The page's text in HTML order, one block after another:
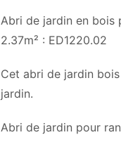
Abri de jardin en bois
2.37m² : ED1220.02
Cet abri de jardin
jardin.
Abri de jardin pour